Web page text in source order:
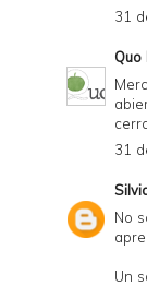
31
Quo
31
No
Un